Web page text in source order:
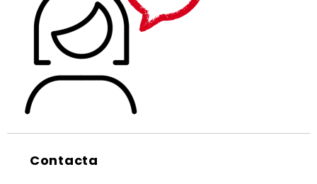
Contacta